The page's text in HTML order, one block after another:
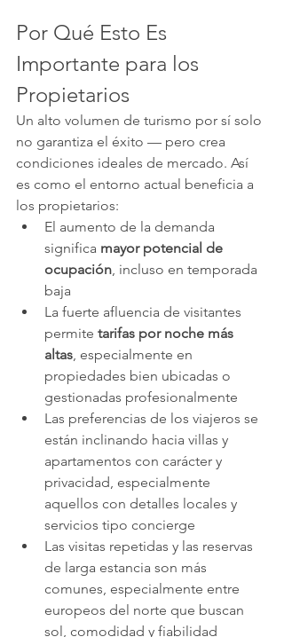
Por Qué Esto Es
Importante para los
Propietarios
Un alto volumen de turismo por sí solo
no garantiza el éxito — pero crea
condiciones ideales de mercado. Así
es como el entorno actual beneficia a
los propietarios:
El aumento de la demanda
significa mayor potencial de
ocupación, incluso en temporada
baja
La fuerte afluencia de visitantes
permite tarifas por noche más
altas, especialmente en
propiedades bien ubicadas o
gestionadas profesionalmente
Las preferencias de los viajeros se
están inclinando hacia villas y
apartamentos con carácter y
privacidad, especialmente
aquellos con detalles locales y
servicios tipo concierge
Las visitas repetidas y las reservas
de larga estancia son más
comunes, especialmente entre
europeos del norte que buscan
sol, comodidad y fiabilidad